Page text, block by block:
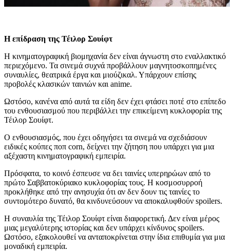
Η επίδραση της Τέιλορ Σουίφτ
Η κινηματογραφική βιομηχανία δεν είναι άγνωστη στο εναλλακτικό
περιεχόμενο. Τα σινεμά συχνά προβάλλουν μαγνητοσκοπημένες
συναυλίες, θεατρικά έργα και μιούζικαλ. Υπάρχουν επίσης
προβολές κλασικών ταινιών και anime.
Ωστόσο, κανένα από αυτά τα είδη δεν έχει φτάσει ποτέ στο επίπεδο
του ενθουσιασμού που περιβάλλει την επικείμενη κυκλοφορία της
Τέιλορ Σουίφτ.
Ο ενθουσιασμός, που έχει οδηγήσει τα σινεμά να σχεδιάσουν
ειδικές κούπες ποπ corn, δείχνει την ζήτηση που υπάρχει για μια
αξέχαστη κινηματογραφική εμπειρία.
Πρόσφατα, το κοινό έσπευσε να δει ταινίες υπερηρώων από το
πρώτο Σαββατοκύριακο κυκλοφορίας τους. Η κοσμοσυρροή
προκλήθηκε από την ανησυχία ότι αν δεν δουν τις ταινίες το
συντομότερο δυνατό, θα κινδυνεύσουν να αποκαλυφθούν spoilers.
Η συναυλία της Τέιλορ Σουίφτ είναι διαφορετική. Δεν είναι μέρος
μιας μεγαλύτερης ιστορίας και δεν υπάρχει κίνδυνος spoilers.
Ωστόσο, εξακολουθεί να ανταποκρίνεται στην ίδια επιθυμία για μια
μοναδική εμπειρία.